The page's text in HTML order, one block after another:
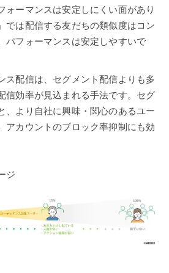
ォーマンスは安定しにくい面があり
では配信する友だちの類似度はコン
パフォーマンスは安定しやすいで
ス配信は、セグメント配信よりも多
信効率が見込まれる手法です。セグ
、より自社に興味・関心のあるユー
アカウントのブロック率抑制にも効
ジ